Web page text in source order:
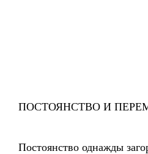
ПОСТОЯНСТВО И
Постоянство однажды